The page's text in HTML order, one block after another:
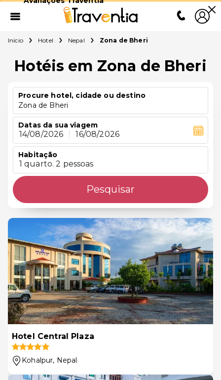
Início Hotel Nepal Zona de Bheri
Hotéis em Zona de Bheri
Procure hotel, cidade ou destino
Zona de Bheri
Datas da sua viagem
14/08/2026 16/08/2026
Habitação
1 quarto. 2 pessoas
Pesquisar
Hotel Central Plaza
Kohalpur, Nepal